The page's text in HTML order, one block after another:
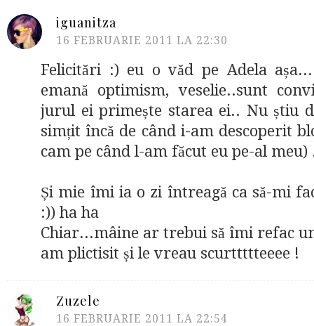
iguanitza
16 FEBRUARIE 2011 LA 22:30
Felicitări :) eu o văd pe Adela
emană optimism, veselie..sunt
jurul ei primește starea ei.. Nu știu
simțit încă de când i-am descoperit
cam pe când l-am făcut eu pe-al meu)
Și mie îmi ia o zi întreagă ca să-mi
:)) ha ha
Chiar...mâine ar trebui să îmi refac
am plictisit și le vreau scurttttteeee !
Zuzele
16 FEBRUARIE 2011 LA 22:54